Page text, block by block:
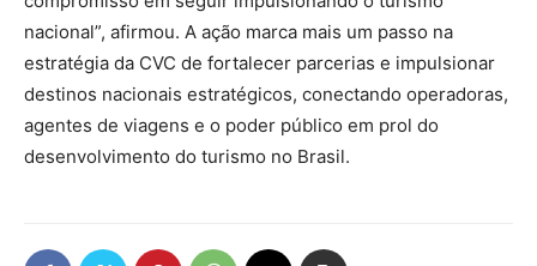
nacional”, afirmou. A ação marca mais um passo na
estratégia da CVC de fortalecer parcerias e impulsionar
destinos nacionais estratégicos, conectando operadoras,
agentes de viagens e o poder público em prol do
desenvolvimento do turismo no Brasil.